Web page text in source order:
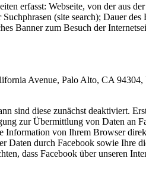
erfasst: Webseite, von der aus
(site search); Dauer
Banner zum Besuch der
Avenue, Palo Alto, CA
sind diese zunächst deaktiviert.
zur Übermittlung von Daten an
von Ihrem Browser
durch Facebook sowie Ihre
dass Facebook über unseren